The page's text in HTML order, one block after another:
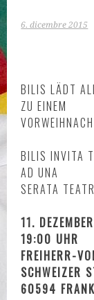
6. dicembre 2015
BILIS LÄDT
ZU EINEM
BILIS INVITA
AD UNA
SERATA
11.
19:00 UHR
FREIHERR-
SCHWEIZER
60594